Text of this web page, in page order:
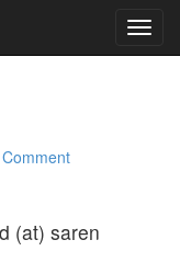
(at) saren